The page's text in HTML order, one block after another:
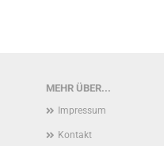
MEHR ÜBER...
Impressum
Kontakt